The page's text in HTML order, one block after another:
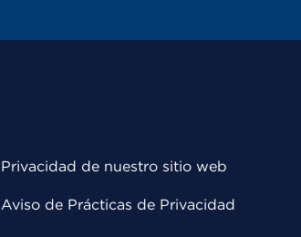
Privacidad de nuestro sitio web
Aviso de Prácticas de Privacidad